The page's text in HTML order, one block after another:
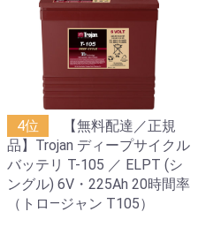
4位
【無料配達／正規
品】Trojan ディープサイクル
バッテリ T-105 ／ ELPT (シ
ングル) 6V・225Ah 20時間率
（トロ―ジャン T105）